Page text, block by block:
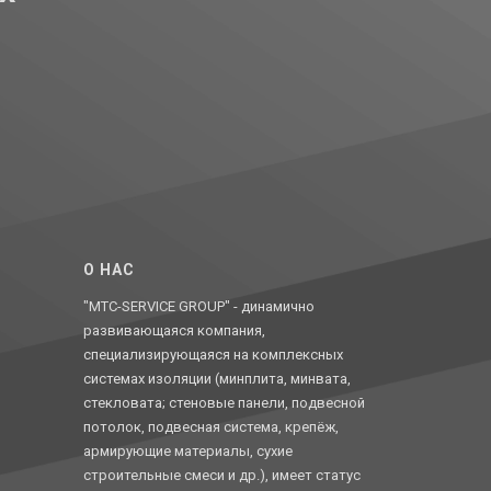
O НАС
"MTC-SERVICE GROUP" - динамично
развивающаяся компания,
специализирующаяся на комплексных
системах изоляции (минплита, минвата,
стекловата; стеновые панели, подвесной
потолок, подвесная система, крепёж,
армирующие материалы, сухие
строительные смеси и др.), имеет статус